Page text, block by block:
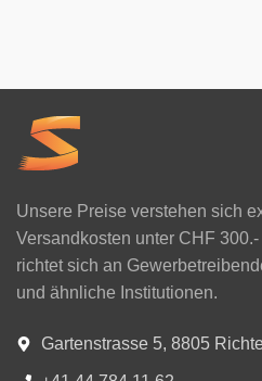
Unsere Preise verstehen sich
Versandkosten unter CHF
richtet sich an
und ähnliche Institutionen.
Gartenstrasse 5, 8805